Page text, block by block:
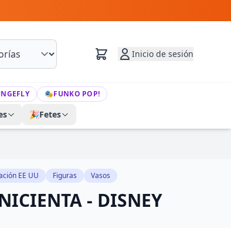
Inicio de sesión
🎭FUNKO POP!
🎉Fetes
EE UU Figuras Vasos
- DISNEY